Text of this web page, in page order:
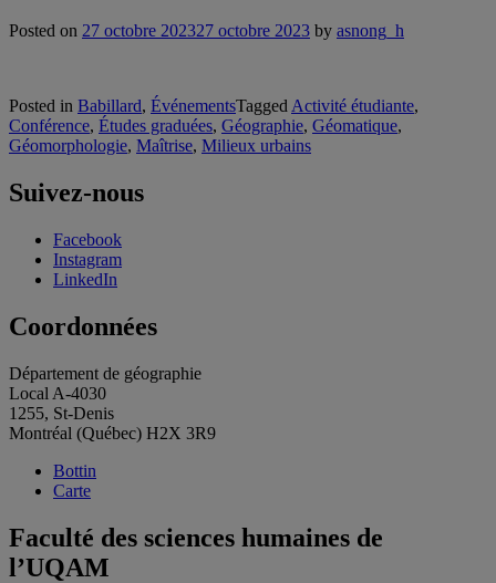
Posted on 27 octobre 202327 octobre 2023 by asnong_h
Posted in Babillard, ÉvénementsTagged Activité étudiante,
Conférence, Études graduées, Géographie, Géomatique,
Géomorphologie, Maîtrise, Milieux urbains
Suivez-nous
Facebook
Instagram
LinkedIn
Coordonnées
Département de géographie
Local A-4030
1255, St-Denis
Montréal (Québec) H2X 3R9
Bottin
Carte
Faculté des sciences humaines de
l’UQAM